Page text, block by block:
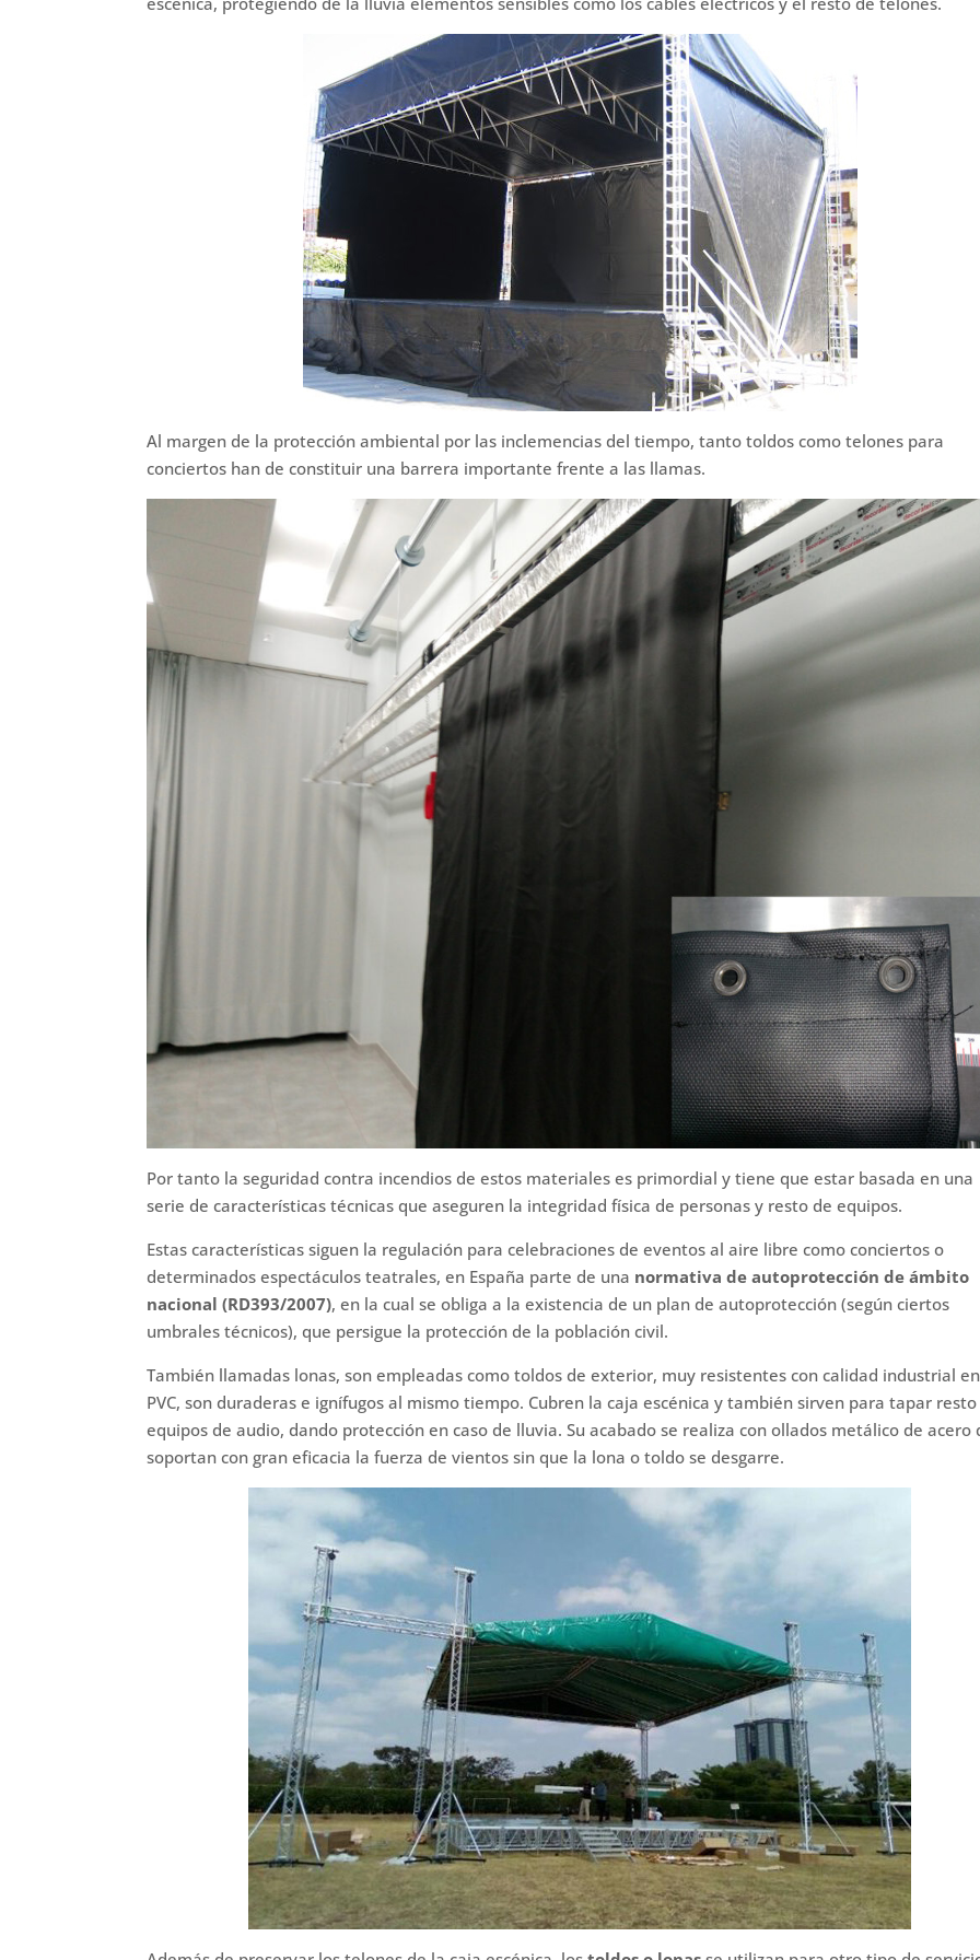
Al margen de la protección ambiental por las inclemencias del tiempo, tanto toldos como telones para
conciertos han de constituir una barrera importante frente a las llamas.
Por tanto la seguridad contra incendios de estos materiales es primordial y tiene que estar basada en una
serie de características técnicas que aseguren la integridad física de personas y resto de equipos.
Estas características siguen la regulación para celebraciones de eventos al aire libre como conciertos o
determinados espectáculos teatrales, en España parte de una normativa de autoprotección de ámbito
nacional (RD393/2007), en la cual se obliga a la existencia de un plan de autoprotección (según ciertos
umbrales técnicos), que persigue la protección de la población civil.
También llamadas lonas, son empleadas como toldos de exterior, muy resistentes con calidad industrial en
PVC, son duraderas e ignífugos al mismo tiempo. Cubren la caja escénica y también sirven para tapar
equipos de audio, dando protección en caso de lluvia. Su acabado se realiza con ollados metálico de acero
soportan con gran eficacia la fuerza de vientos sin que la lona o toldo se desgarre.